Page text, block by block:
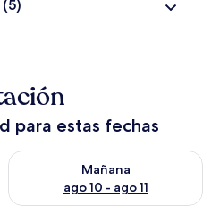
(5)
para estas fechas
ago 9 - ago 10
Mañana
ago 10 - ago 11
Consulta la disponibilidad